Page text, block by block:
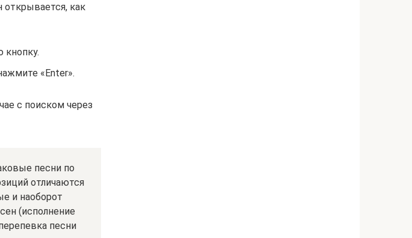
открывается, как
кнопку.
«Enter».
с поиском через
песни по
отличаются
и наоборот
(исполнение
песни